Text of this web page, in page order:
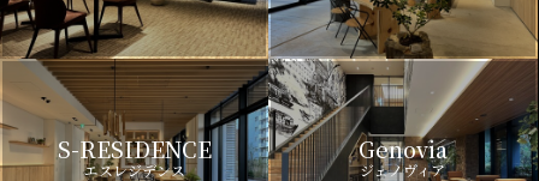
S-RESIDENCE
エスレジデンス
Genovia
ジェノヴィア